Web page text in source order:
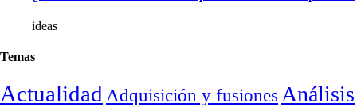
ideas
Temas
Actualidad Adquisición y fusionesAnálisis